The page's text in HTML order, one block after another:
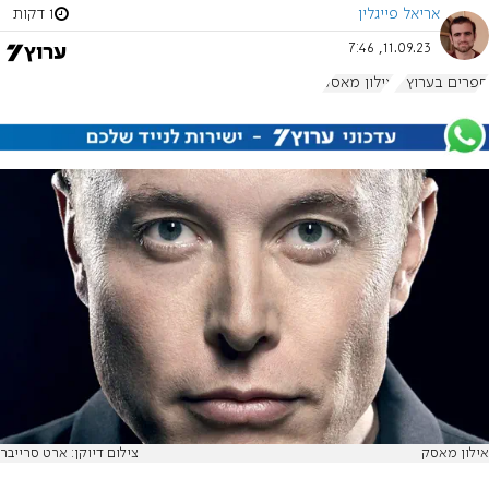
אריאל פייגלין 1 דקות
11.09.23, 7:46
ספרים בערוץ 7 אילון מאסק
אילון מאסק צילום דיוקן: ארט סרייבר